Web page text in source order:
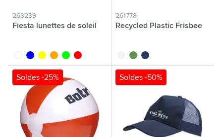
263239
Fiesta lunettes de soleil
blancbleu jauneorange
lime rouge
261778
Recycled Plastic Frisbee
blancvert bleu
Soldes -25% Soldes -50%